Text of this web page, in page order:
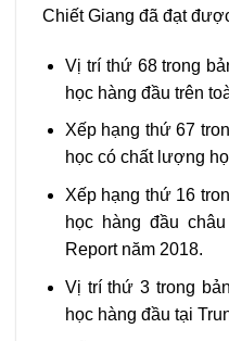
Chiết Giang đã đạt
Vị trí thứ 68 trong
học hàng đầu trên
Xếp hạng thứ 67
học có chất lượng
Xếp hạng thứ 16
học hàng đầu
Report năm 2018.
Vị trí thứ 3 trong
học hàng đầu tại